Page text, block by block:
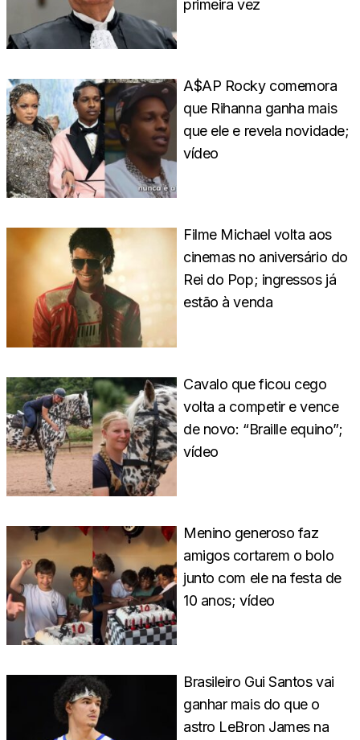
primeira vez
A$AP Rocky comemora
que Rihanna ganha mais
que ele e revela novidade;
vídeo
Filme Michael volta aos
cinemas no aniversário do
Rei do Pop; ingressos já
estão à venda
Cavalo que ficou cego
volta a competir e vence
de novo: “Braille equino”;
vídeo
Menino generoso faz
amigos cortarem o bolo
junto com ele na festa de
10 anos; vídeo
Brasileiro Gui Santos vai
ganhar mais do que o
astro LeBron James na